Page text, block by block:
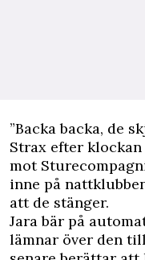
”Backa backa, de
Strax efter
mot
inne på
att de stänger.
Jara bär på
lämnar över den